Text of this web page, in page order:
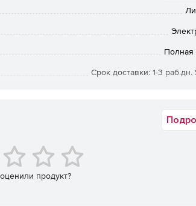
и того же человека сложным алгоритмом,
лучше отслеживать результаты, а
больших групп людей.
объектов, количества остановочных
камеры, которые помогают быстро
соответствующих действий.
Полная
Срок доставки: 1-3 раб.дн.
продукт?